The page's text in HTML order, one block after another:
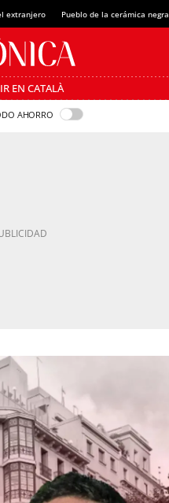
extranjero Pueblo de la cerámica negra
EN CATALÀ
AHORRO